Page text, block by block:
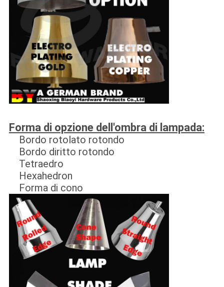
Forma di opzione dell'ombra di lampada:
Bordo rotolato rotondo
Bordo diritto rotondo
Tetraedro
Hexahedron
Forma di cono